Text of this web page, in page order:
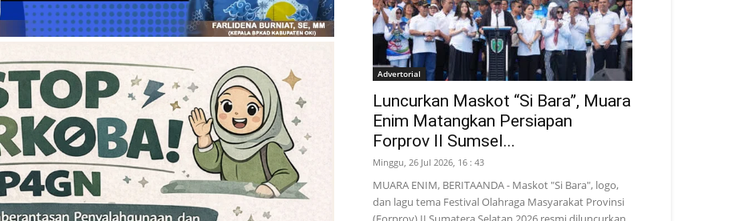
Advertorial
Luncurkan Maskot “Si Bara”, Muara
Enim Matangkan Persiapan
Forprov II Sumsel...
Minggu, 26 Jul 2026, 16 : 43
MUARA ENIM, BERITAANDA - Maskot "Si Bara", logo,
dan lagu tema Festival Olahraga Masyarakat Provinsi